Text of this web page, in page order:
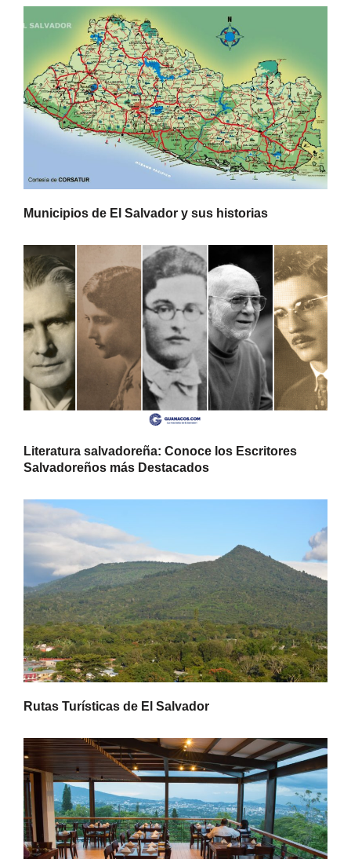
Municipios de El Salvador y sus historias
Literatura salvadoreña: Conoce los Escritores
Salvadoreños más Destacados
Rutas Turísticas de El Salvador